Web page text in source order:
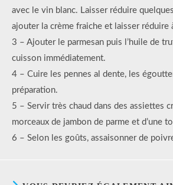
avec le vin blanc. Laisser réduire
ajouter la crème fraiche et laisser réduire
3 – Ajouter le parmesan puis l’huile de
cuisson immédiatement.
4 – Cuire les pennes al dente, les
préparation.
5 – Servir très chaud dans des assiettes
morceaux de jambon de parme et d’une
6 – Selon les goûts, assaisonner de